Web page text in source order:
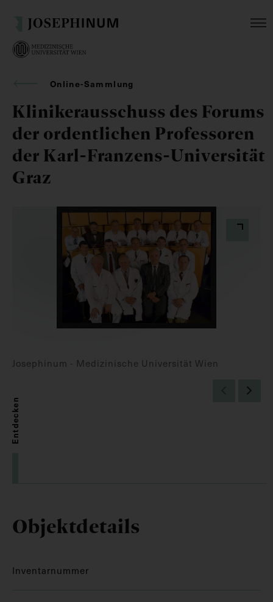
Online-Sammlung
Klinikerausschuss des Forums
der ordentlichen Professoren
der Karl-Franzens-Universität
Graz
Josephinum - Medizinische Universität Wien
Entdecken
Objektdetails
Inventarnummer